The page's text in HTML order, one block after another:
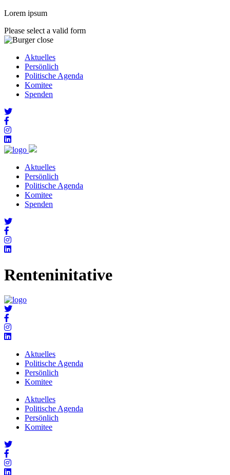
Lorem ipsum
Please select a valid form
Aktuelles
Persönlich
Politische Agenda
Komitee
Spenden
Aktuelles
Persönlich
Politische Agenda
Komitee
Spenden
Renteninitative
Aktuelles
Politische Agenda
Persönlich
Komitee
Aktuelles
Politische Agenda
Persönlich
Komitee